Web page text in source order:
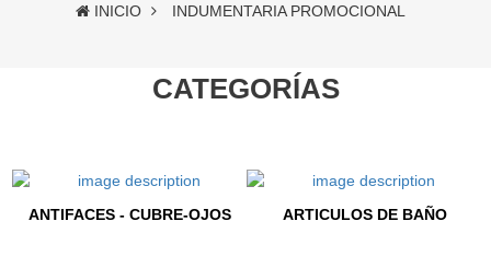
INICIO INDUMENTARIA PROMOCIONAL
CATEGORÍAS
ANTIFACES - CUBRE-OJOS ARTICULOS DE BAÑO